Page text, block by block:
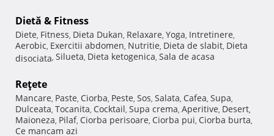
Dietă & Fitness
Diete, Fitness, Dieta Dukan, Relaxare, Yoga, Intretinere,
Aerobic, Exercitii abdomen, Nutritie, Dieta de slabit, Dieta
disociata, Silueta, Dieta ketogenica, Sala de acasa
Reţete
Mancare, Paste, Ciorba, Peste, Sos, Salata, Cafea, Supa,
Dulceata, Tocanita, Cocktail, Supa crema, Aperitive, Desert,
Maioneza, Pilaf, Ciorba perisoare, Ciorba pui, Ciorba burta,
Ce mancam azi